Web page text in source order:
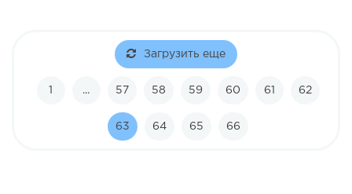
Загрузить еще
1 ... 57 58 59 60 61 62
63 64 65 66